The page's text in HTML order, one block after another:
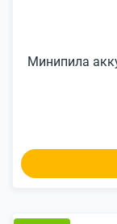
Минипила